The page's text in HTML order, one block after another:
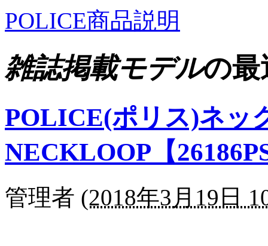
POLICE商品説明
雑誌掲載モデルの最
POLICE(ポリス)ネッ
NECKLOOP【
管理者 (2018年3月19日